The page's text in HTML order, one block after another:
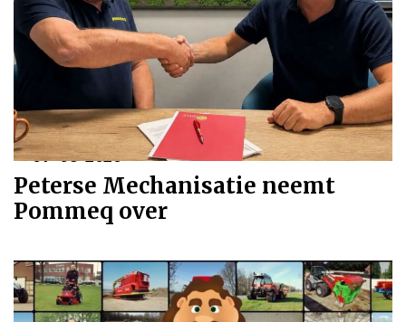
07-08-2026
Peterse Mechanisatie neemt
Pommeq over